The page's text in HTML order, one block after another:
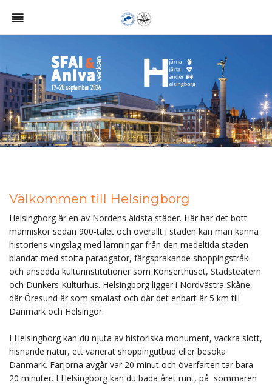
Välkommen till Helsingborg
Helsingborg är en av Nordens äldsta städer. Här har det bott
människor sedan 900-talet och överallt i staden kan man känna
historiens vingslag med lämningar från den medeltida staden
blandat med stolta paradgator, färgsprakande shoppingstråk
och ansedda kulturinstitutioner som Konserthuset, Stadsteatern
och Dunkers Kulturhus. Helsingborg ligger i Nordvästra Skåne,
där Öresund är som smalast och där det enbart är 5 km till
Danmark och Helsingör.
I Helsingborg kan du njuta av historiska monument, vackra slott,
hisnande natur, ett varierat shoppingutbud eller besöka
Danmark. Färjorna avgår var 20 minut och överfarten tar bara
20 minuter. I Helsingborg kan du bada året runt, på sommaren